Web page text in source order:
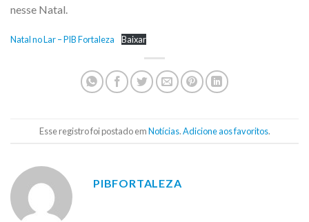
nesse Natal.
Natal no Lar – PIB Fortaleza Baixar
Esse registro foi postado emNotícias.Adicione aos favoritos.
PIBFORTALEZA